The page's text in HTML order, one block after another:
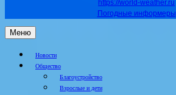
https://world-weather.ru
Погодные информеры
Меню
Новости
Общество
Благоустройство
Взрослые и дети